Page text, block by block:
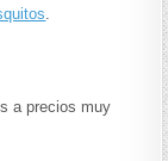
.
a precios muy